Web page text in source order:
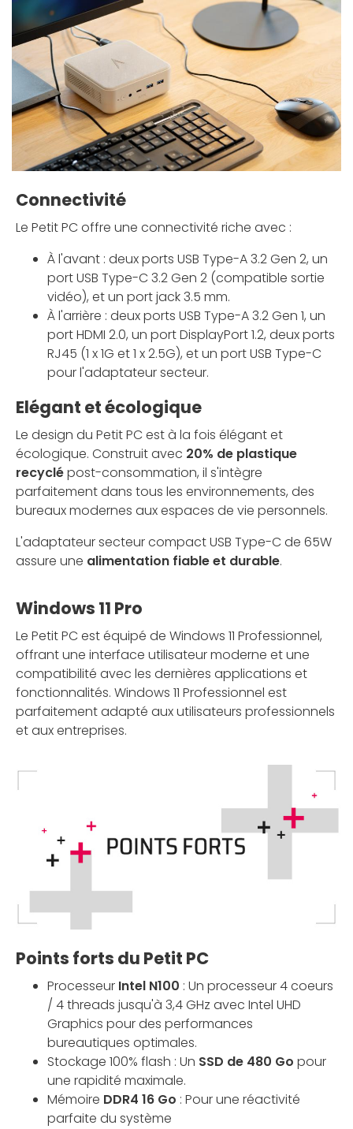
Connectivité
Le Petit PC offre une connectivité riche avec :
À l'avant : deux ports USB Type-A 3.2 Gen 2, un
port USB Type-C 3.2 Gen 2 (compatible sortie
vidéo), et un port jack 3.5 mm.
À l'arrière : deux ports USB Type-A 3.2 Gen 1, un
port HDMI 2.0, un port DisplayPort 1.2, deux ports
RJ45 (1 x 1G et 1 x 2.5G), et un port USB Type-C
pour l'adaptateur secteur.
Elégant et écologique
Le design du Petit PC est à la fois élégant et
écologique. Construit avec 20% de plastique
recyclépost-consommation, il s'intègre
parfaitement dans tous les environnements, des
bureaux modernes aux espaces de vie personnels.
L'adaptateur secteur compact USB Type-C de 65W
assure une alimentation fiable et durable.
Windows 11 Pro
Le Petit PC est équipé de Windows 11 Professionnel,
offrant une interface utilisateur moderne et une
compatibilité avec les dernières applications et
fonctionnalités. Windows 11 Professionnel est
parfaitement adapté aux utilisateurs professionnels
et aux entreprises.
Points forts du Petit PC
Processeur Intel N100 : Un processeur 4 coeurs
/ 4 threads jusqu'à 3,4 GHz avec Intel UHD
Graphics pour des performances
bureautiques optimales.
Stockage 100% flash : Un SSD de 480 Go pour
une rapidité maximale.
Mémoire DDR4 16 Go : Pour une réactivité
parfaite du système